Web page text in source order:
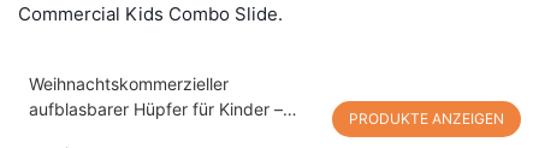
Commercial Kids Combo Slide.
Weihnachtskommerzieller
aufblasbarer Hüpfer für Kinder –
PRODUKTE ANZEIGEN